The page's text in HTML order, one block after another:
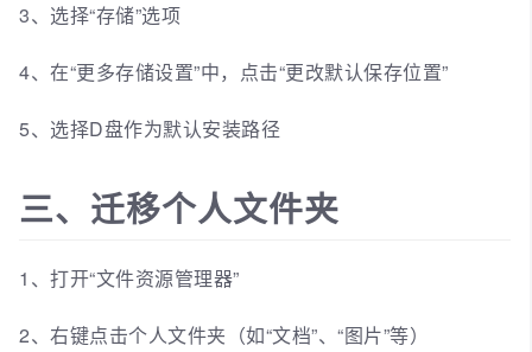
3、选择“存储”选项
4、在“更多存储设置”中，点击“更改默认保存位置”
5、选择D盘作为默认安装路径
三、迁移个人文件夹
1、打开“文件资源管理器”
2、右键点击个人文件夹（如“文档”、“图片”等）